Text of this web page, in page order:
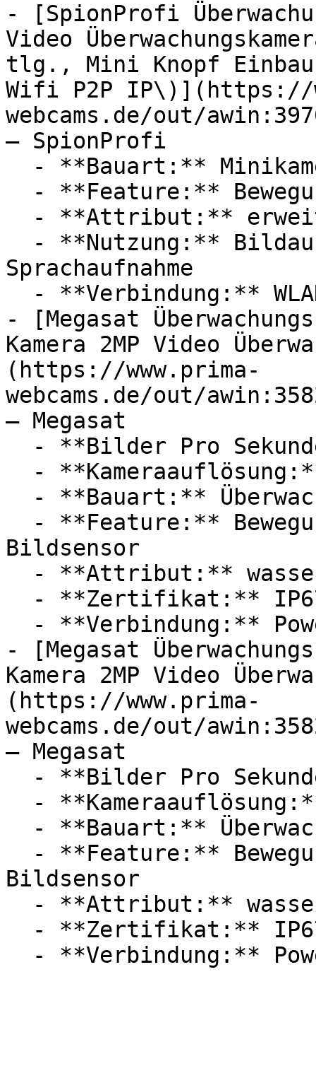
- [SpionProfi
Video
tlg., Mini Knopf Einbau
Wifi P2P IP\)](https://
webcams.de/out/
— SpionProfi
Sprachaufnahme
- [Megasat
Kamera 2MP Video
(https://www.prima-
webcams.de/out/
— Megasat
Bildsensor
- [Megasat
Kamera 2MP Video
(https://www.prima-
webcams.de/out/
— Megasat
Bildsensor